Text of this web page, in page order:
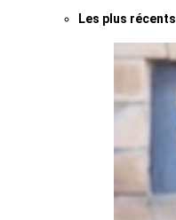
Les plus récents